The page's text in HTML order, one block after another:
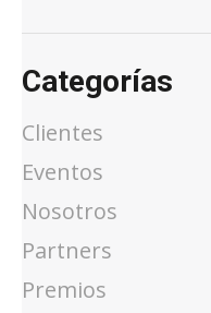
Categorías
Clientes
Eventos
Nosotros
Partners
Premios